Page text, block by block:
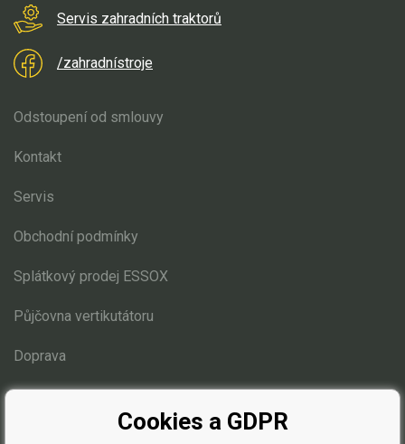
Servis zahradních traktorů
/zahradnístroje
Odstoupení od smlouvy
Kontakt
Servis
Obchodní podmínky
Splátkový prodej ESSOX
Půjčovna vertikutátoru
Doprava
Blog
Cookies a GDPR